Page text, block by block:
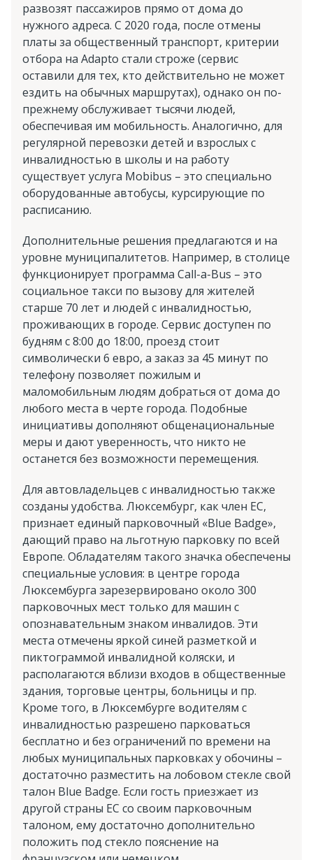
развозят пассажиров прямо от дома до
нужного адреса. С 2020 года, после отмены
платы за общественный транспорт, критерии
отбора на Adapto стали строже (сервис
оставили для тех, кто действительно не может
ездить на обычных маршрутах), однако он по-
прежнему обслуживает тысячи людей,
обеспечивая им мобильность. Аналогично, для
регулярной перевозки детей и взрослых с
инвалидностью в школы и на работу
существует услуга Mobibus – это специально
оборудованные автобусы, курсирующие по
расписанию.
Дополнительные решения предлагаются и на
уровне муниципалитетов. Например, в столице
функционирует программа Call-a-Bus – это
социальное такси по вызову для жителей
старше 70 лет и людей с инвалидностью,
проживающих в городе. Сервис доступен по
будням с 8:00 до 18:00, проезд стоит
символически 6 евро, а заказ за 45 минут по
телефону позволяет пожилым и
маломобильным людям добраться от дома до
любого места в черте города. Подобные
инициативы дополняют общенациональные
меры и дают уверенность, что никто не
останется без возможности перемещения.
Для автовладельцев с инвалидностью также
созданы удобства. Люксембург, как член ЕС,
признает единый парковочный «Blue Badge»,
дающий право на льготную парковку по всей
Европе. Обладателям такого значка обеспечены
специальные условия: в центре города
Люксембурга зарезервировано около 300
парковочных мест только для машин с
опознавательным знаком инвалидов. Эти
места отмечены яркой синей разметкой и
пиктограммой инвалидной коляски, и
располагаются вблизи входов в общественные
здания, торговые центры, больницы и пр.
Кроме того, в Люксембурге водителям с
инвалидностью разрешено парковаться
бесплатно и без ограничений по времени на
любых муниципальных парковках у обочины –
достаточно разместить на лобовом стекле свой
талон Blue Badge. Если гость приезжает из
другой страны ЕС со своим парковочным
талоном, ему достаточно дополнительно
положить под стекло пояснение на